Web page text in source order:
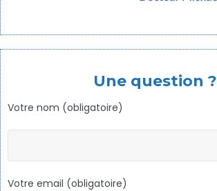
Une question ?
Votre nom (obligatoire)
Votre email (obligatoire)